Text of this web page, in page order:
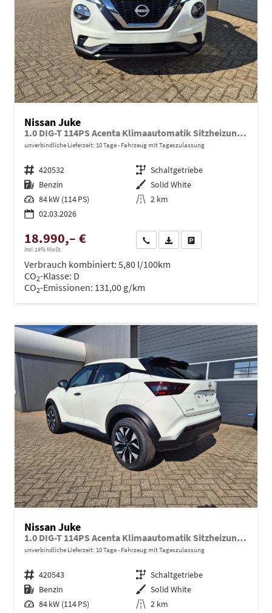
Nissan Juke
1.0 DIG-T 114PS Acenta Klimaautomatik Sitzheizung Rückf.Kamera Bluetooth Touchscreen wireless Apple CarPlay Android Auto
unverbindliche Lieferzeit: 10 Tage Fahrzeug mit Tageszulassung
Fahrzeugnr. 420532 Getriebe Schaltgetriebe
Kraftstoff Benzin Außenfarbe Solid White
Leistung 84 kW (114 PS) Kilometerstand 2 km
02.03.2026
18.990,– €
incl. 19% MwSt.
Wir rufen Sie anPDF-Datei, Fahrzeugexposé
Verbrauch kombiniert: 5,80 l/100km
CO2-Klasse: D
CO2-Emissionen: 131,00 g/km
Nissan Juke
1.0 DIG-T 114PS Acenta Klimaautomatik Sitzheizung Rückf.Kamera Bluetooth Touchscreen wireless Apple CarPlay Android Auto
unverbindliche Lieferzeit: 10 Tage Fahrzeug mit Tageszulassung
Fahrzeugnr. 420543 Getriebe Schaltgetriebe
Kraftstoff Benzin Außenfarbe Solid White
Leistung 84 kW (114 PS) Kilometerstand 2 km